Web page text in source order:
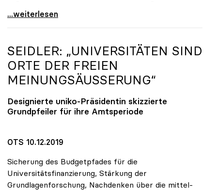
KV-Verhandlungen: Gehälter steigen um mindestens
...weiterlesen
SEIDLER: „UNIVERSITÄTEN SIND
ORTE DER FREIEN
MEINUNGSÄUSSERUNG“
Designierte uniko-Präsidentin skizzierte
Grundpfeiler für ihre Amtsperiode
OTS 10.12.2019
Sicherung des Budgetpfades für die
Universitätsfinanzierung, Stärkung der
Grundlagenforschung, Nachdenken über die mittel-